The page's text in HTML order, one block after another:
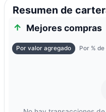
Resumen de
Mejores compras
Por valor agregado Por %